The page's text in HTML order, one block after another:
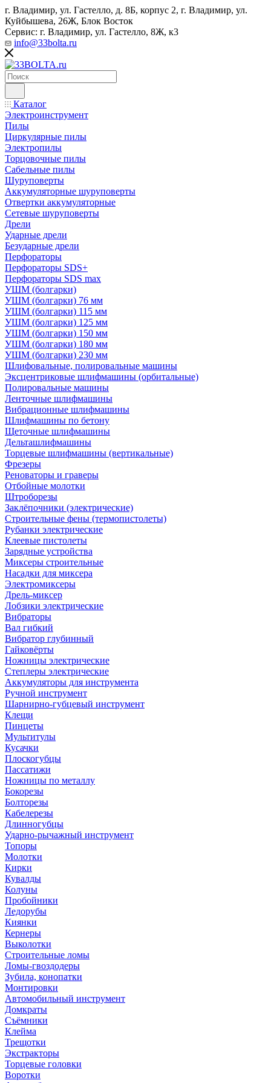
г. Владимир, ул. Гастелло, д. 8Б, корпус 2, г. Владимир, ул. ​
Куйбышева, 26Ж, Блок Восток
Сервис: г. Владимир, ул. Гастелло, 8Ж, к3
info@33bolta.ru
Каталог
Электроинструмент
Пилы
Циркулярные пилы
Электропилы
Торцовочные пилы
Сабельные пилы
Шуруповерты
Аккумуляторные шуруповерты
Отвертки аккумуляторные
Сетевые шуруповерты
Дрели
Ударные дрели
Безударные дрели
Перфораторы
Перфораторы SDS+
Перфораторы SDS max
УШМ (болгарки)
УШМ (болгарки) 76 мм
УШМ (болгарки) 115 мм
УШМ (болгарки) 125 мм
УШМ (болгарки) 150 мм
УШМ (болгарки) 180 мм
УШМ (болгарки) 230 мм
Шлифовальные, полировальные машины
Эксцентриковые шлифмашины (орбитальные)
Полировальные машины
Ленточные шлифмашины
Вибрационные шлифмашины
Шлифмашины по бетону
Щеточные шлифмашины
Дельташлифмашины
Торцевые шлифмашины (вертикальные)
Фрезеры
Реноваторы и граверы
Отбойные молотки
Штроборезы
Заклёпочники (электрические)
Строительные фены (термопистолеты)
Рубанки электрические
Клеевые пистолеты
Зарядные устройства
Миксеры строительные
Насадки для миксера
Электромиксеры
Дрель-миксер
Лобзики электрические
Вибраторы
Вал гибкий
Вибратор глубинный
Гайковёрты
Ножницы электрические
Степлеры электрические
Аккумуляторы для инструмента
Ручной инструмент
Шарнирно-губцевый инструмент
Клещи
Пинцеты
Мультитулы
Кусачки
Плоскогубцы
Пассатижи
Ножницы по металлу
Бокорезы
Болторезы
Кабелерезы
Длинногубцы
Ударно-рычажный инструмент
Топоры
Молотки
Кирки
Кувалды
Колуны
Пробойники
Ледорубы
Киянки
Кернеры
Выколотки
Строительные ломы
Ломы-гвоздодеры
Зубила, конопатки
Монтировки
Автомобильный инструмент
Домкраты
Съёмники
Клейма
Трещотки
Экстракторы
Торцевые головки
Воротки